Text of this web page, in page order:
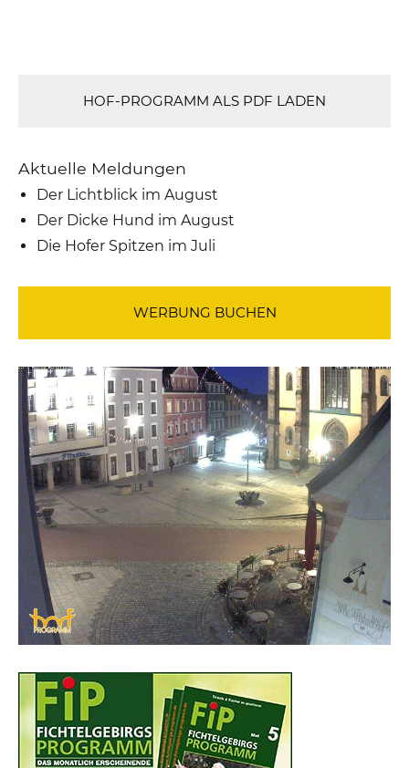
HOF-PROGRAMM ALS PDF LADEN
Aktuelle Meldungen
Der Lichtblick im August
Der Dicke Hund im August
Die Hofer Spitzen im Juli
WERBUNG BUCHEN